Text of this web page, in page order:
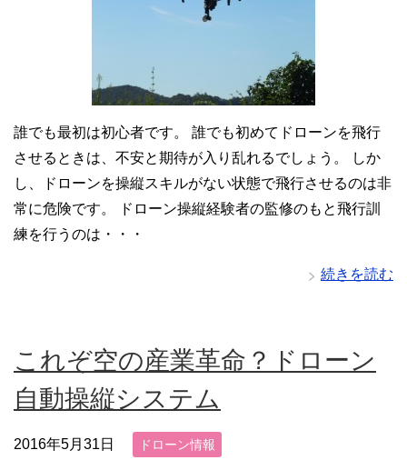
誰でも最初は初心者です。 誰でも初めてドローンを飛行
させるときは、不安と期待が入り乱れるでしょう。 しか
し、ドローンを操縦スキルがない状態で飛行させるのは非
常に危険です。 ドローン操縦経験者の監修のもと飛行訓
練を行うのは・・・
続きを読む
これぞ空の産業革命？ドローン
自動操縦システム
2016年5月31日 ドローン情報